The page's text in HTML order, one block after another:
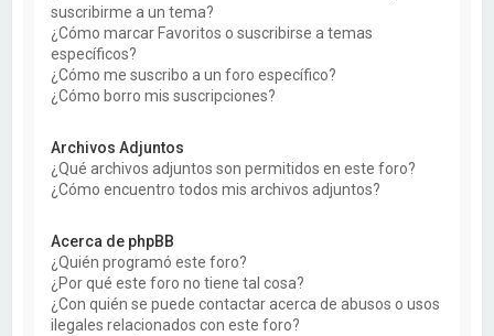
suscribirme a un tema?
¿Cómo marcar Favoritos o suscribirse a temas
específicos?
¿Cómo me suscribo a un foro específico?
¿Cómo borro mis suscripciones?
Archivos Adjuntos
¿Qué archivos adjuntos son permitidos en este foro?
¿Cómo encuentro todos mis archivos adjuntos?
Acerca de phpBB
¿Quién programó este foro?
¿Por qué este foro no tiene tal cosa?
¿Con quién se puede contactar acerca de abusos o usos
ilegales relacionados con este foro?